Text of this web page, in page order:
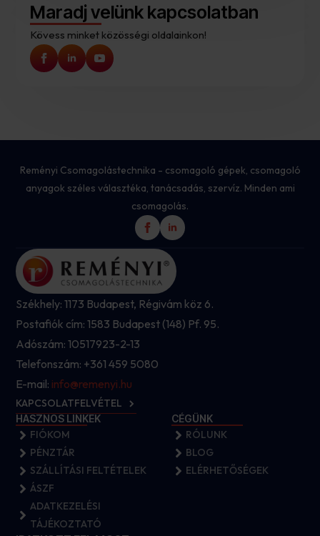
Maradj velünk kapcsolatban
Kövess minket közösségi oldalainkon!
Reményi Csomagolástechnika - csomagoló gépek, csomagoló
anyagok széles választéka, tanácsadás, szervíz. Minden ami
csomagolás.
Székhely: 1173 Budapest, Régivám köz 6.
Postafiók cím: 1583 Budapest (148) Pf. 95.
Adószám: 10517923-2-13
Telefonszám: +361 459 5080
E-mail: info@remenyi.hu
KAPCSOLATFELVÉTEL
HASZNOS LINKEK
FIÓKOM
PÉNZTÁR
SZÁLLÍTÁSI FELTÉTELEK
ÁSZF
ADATKEZELÉSI
TÁJÉKOZTATÓ
CÉGÜNK
RÓLUNK
BLOG
ELÉRHETŐSÉGEK